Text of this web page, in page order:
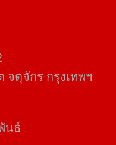
จตุจักร​ กรุงเทพฯ
นธ์